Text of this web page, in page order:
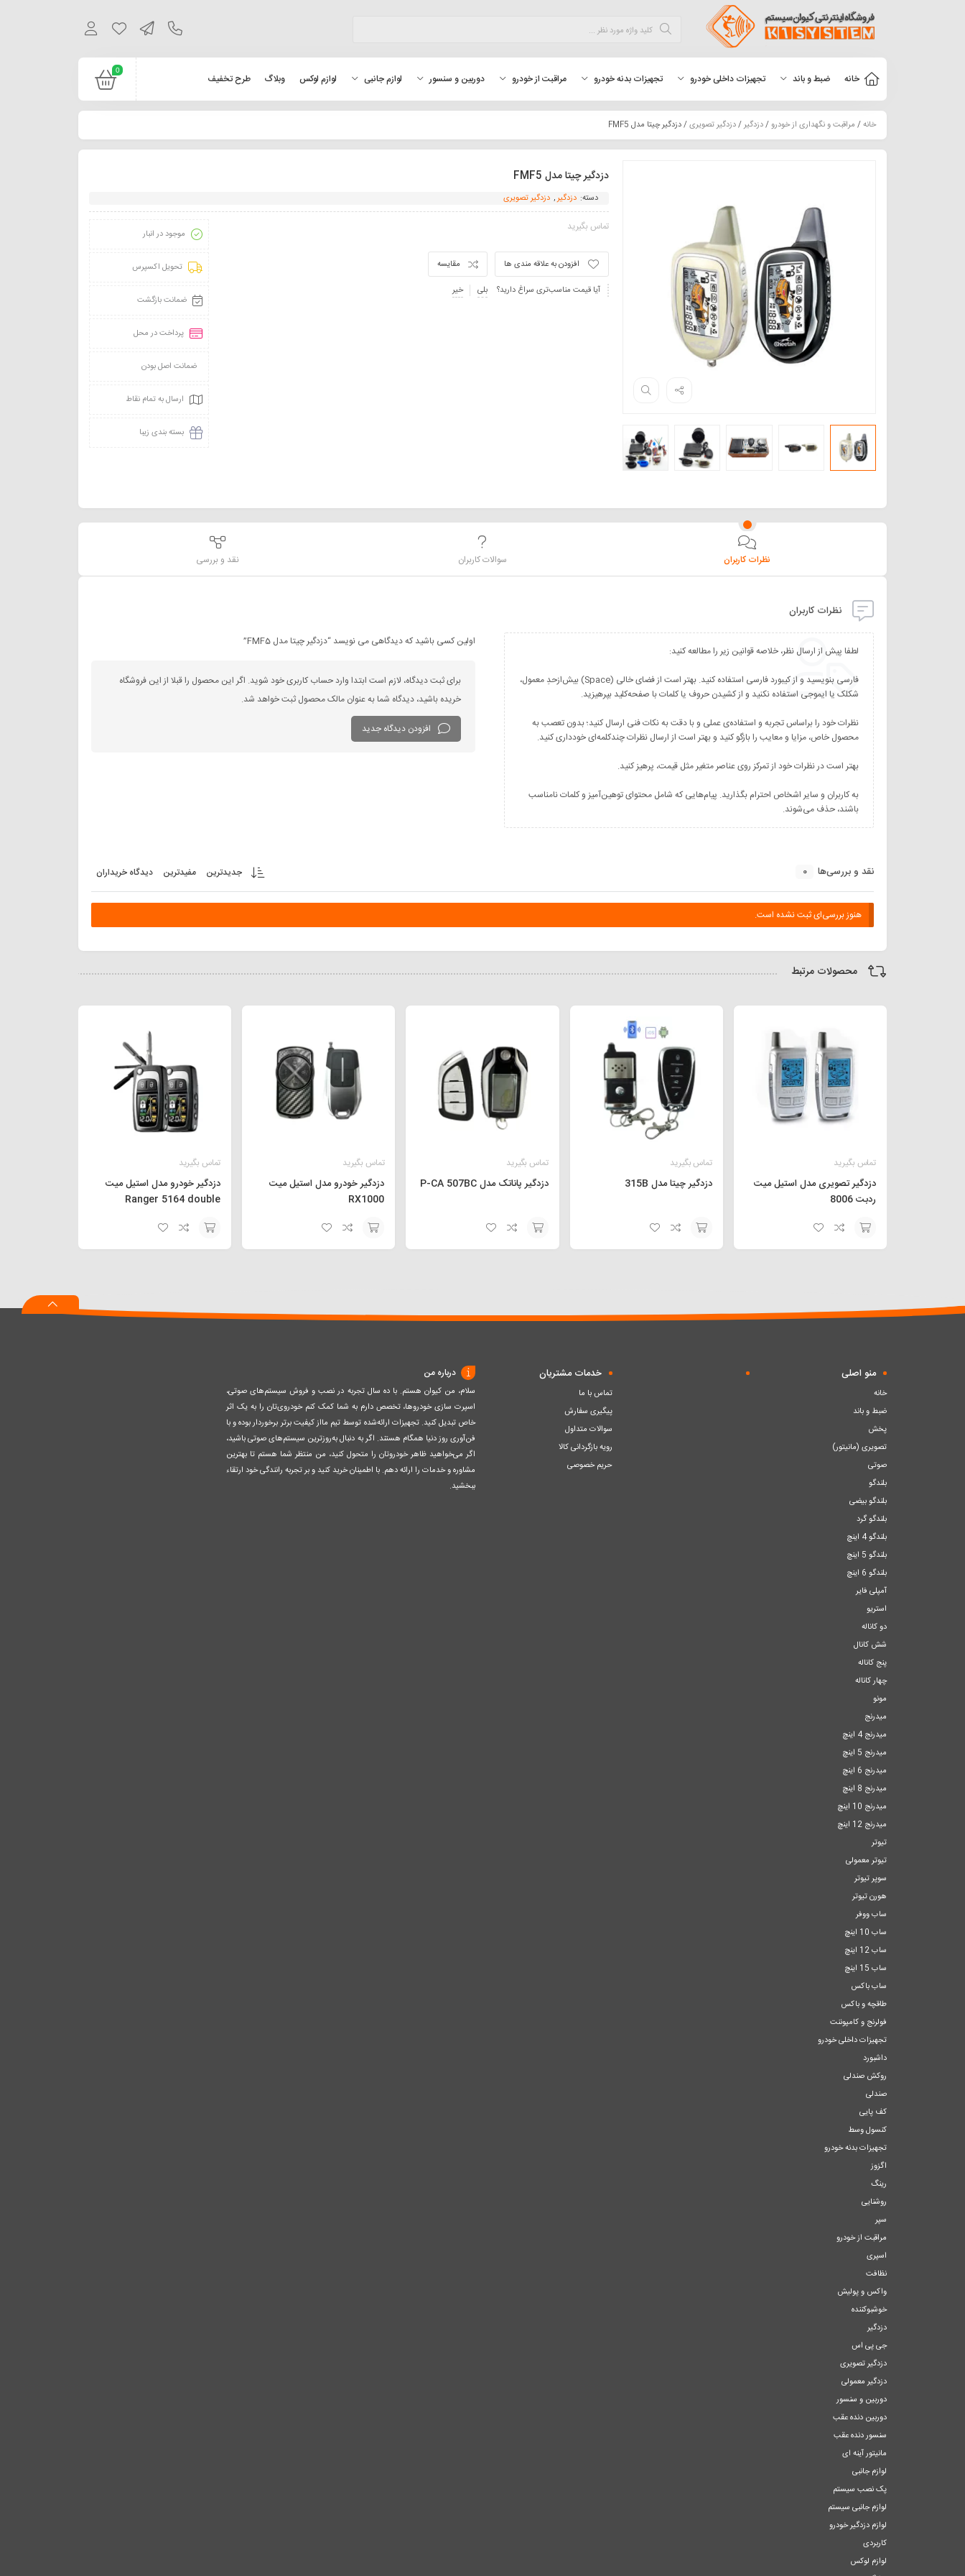
0
خانه ضبط و باند تجهیزات داخلی خودرو تجهیزات بدنه خودرو مراقبت از خودرو دوربین و سنسور لوازم جانبی لوازم لوکس وبلاگ طرح تخفیف
خانه/ مراقبت و نگهداری از خودرو/دزدگیر/دزدگیر تصویری/ دزدگیر چیتا مدل FMF5
دزدگیر چیتا مدل FMF5
دسته: دزدگیر, دزدگیر تصویری
تماس بگیرید
مقایسه
افزودن به علاقه مندی ها
آیا قیمت مناسب‌تری سراغ دارید؟
بلی خیر
موجود در انبار
تحویل اکسپرس
ضمانت بازگشت
پرداخت در محل
ضمانت اصل بودن
ارسال به تمام نقاط
بسته بندی زیبا
نظرات کاربران سوالات کاربران نقد و بررسی
نظرات کاربران
فارسی بنویسید و از کیبورد فارسی استفاده کنید. بهتر است از فضای خالی (Space) بیش‌از‌حدِ معمول،
نظرات خود را براساس تجربه و استفاده‌ی عملی و با دقت به نکات فنی ارسال کنید؛ بدون تعصب به
به کاربران و سایر اشخاص احترام بگذارید. پیام‌هایی که شامل محتوای توهین‌آمیز و کلمات نامناسب
باشند، حذف می‌شوند.
اولین کسی باشید که دیدگاهی می نویسد “دزدگیر چیتا مدل FMF5”
برای ثبت دیدگاه، لازم است ابتدا وارد حساب کاربری خود شوید. اگر این محصول را قبلا از این فروشگاه
خریده باشید، دیدگاه شما به عنوان مالک محصول ثبت خواهد شد.
افزودن دیدگاه جدید
نقد و بررسی‌ها 0 جدیدترین مفیدترین دیدگاه خریداران
هنوز بررسی‌ای ثبت نشده است.
محصولات مرتبط
تماس بگیرید
دزدگیر تصویری مدل استیل میت
ردبت 8006
افزودن
تماس بگیرید
دزدگیر چیتا مدل 315B
افزودن
تماس بگیرید
دزدگیر پاناتک مدل P-CA 507BC
افزودن
تماس بگیرید
دزدگیر خودرو مدل استیل میت
RX1000
افزودن
تماس بگیرید
دزدگیر خودرو مدل استیل میت
Ranger 5164 double
افزودن
منو اصلی
خانه
ضبط و باند
پخش
تصویری (مانیتور)
صوتی
بلندگو
بلندگو بیضی
بلندگو گرد
بلندگو 4 اینچ
بلندگو 5 اینچ
بلندگو 6 اینچ
آمپلی فایر
استریو
دو کاناله
شش کانال
پنج کاناله
چهار کاناله
مونو
میدرنج
میدرنج 4 اینچ
میدرنج 5 اینچ
میدرنج 6 اینچ
میدرنج 8 اینچ
میدرنج 10 اینچ
میدرنج 12 اینچ
تیوتر
تیوتر معمولی
سوپر تیوتر
هورن تیوتر
ساب ووفر
ساب 10 اینچ
ساب 12 اینچ
ساب 15 اینچ
ساب باکس
طاقچه و باکس
فولرنج و کامپوننت
تجهیزات داخلی خودرو
داشبورد
روکش صندلی
صندلی
کف پایی
کنسول وسط
تجهیزات بدنه خودرو
اگزوز
رینگ
روشنایی
سپر
مراقبت از خودرو
اسپری
نظافت
واکس و پولیش
خوشبوکننده
دزدگیر
جی پی اس
دزدگیر تصویری
دزدگیر معمولی
دوربین و سنسور
دوربین دنده عقب
سنسور دنده عقب
مانیتور آینه ای
لوازم جانبی
پک نصب سیستم
لوازم جانبی سیستم
لوازم دزدگیر خودرو
کاربردی
لوازم لوکس
خدمات مشتریان
تماس با ما
پیگیری سفارش
سوالات متداول
رویه بازگردانی کالا
حریم خصوصی
درباره من
سلام، من کیوان هستم. با ده سال تجربه در نصب و فروش سیستم‌های صوتی،
اسپرت سازی خودروها، تخصص دارم به شما کمک کنم خودروی‌تان را به یک اثر
خاص تبدیل کنید. تجهیزات ارائه‌شده توسط تیم مااز کیفیت برتر برخوردار بوده و با
فن‌آوری روز دنیا همگام هستند. اگر به دنبال به‌روزترین سیستم‌های صوتی باشید،
اگر می‌خواهید ظاهر خودروتان را متحول کنید، من منتظر شما هستم تا بهترین
مشاوره و خدمات را ارائه دهم. با اطمینان خرید کنید و بر تجربه رانندگی خود ارتقاء
ببخشید.